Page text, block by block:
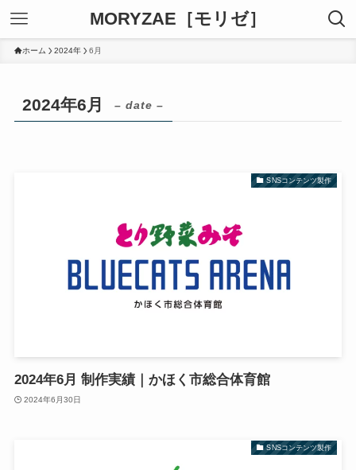
MORYZAE［モリゼ］
ホーム 2024年 6月
2024年6月 – date –
SNSコンテンツ製作
2024年6月 制作実績｜かほく市総合体育館
2024年6月30日
SNSコンテンツ製作